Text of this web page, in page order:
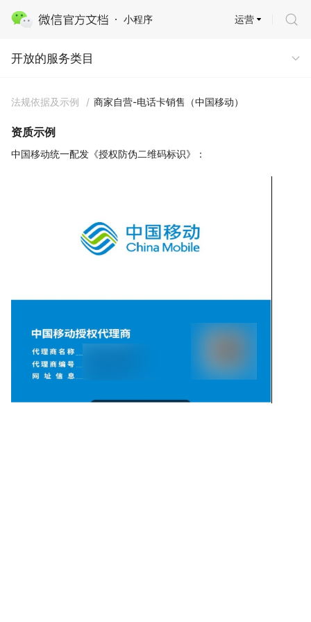
小程序
开放的服务类目
运营
开放的服务类目
法规依据及示例 / 商家自营-电话卡销售（中国移动）
资质示例
中国移动统一配发《授权防伪二维码标识》：